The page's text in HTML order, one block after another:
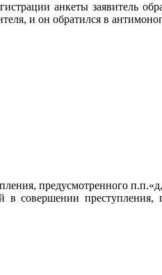
анкеты заявитель
и он обратился в
предусмотренного
в совершении